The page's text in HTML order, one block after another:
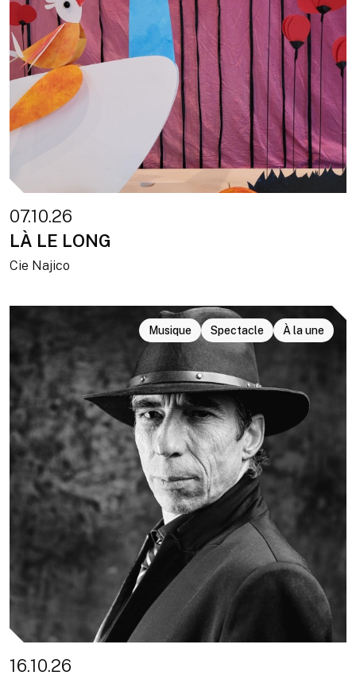
07.10.26
LÀ LE LONG
Cie Najico
Musique Spectacle À la une
16.10.26